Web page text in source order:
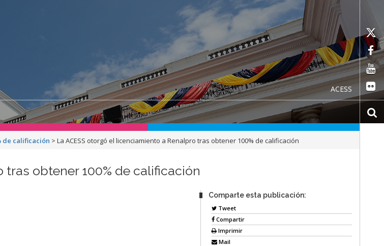
ACESS
de calificación >La ACESS otorgó el licenciamiento a Renalpro tras obtener 100% de calificación
tras obtener 100% de calificación
Comparte esta publicación:
Tweet
Compartir
Imprimir
Mail